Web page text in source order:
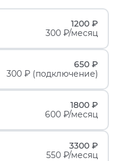
1200 ₽
300 ₽/месяц
650 ₽
300 ₽ (подключение)
1800 ₽
600 ₽/месяц
3300 ₽
550 ₽/месяц